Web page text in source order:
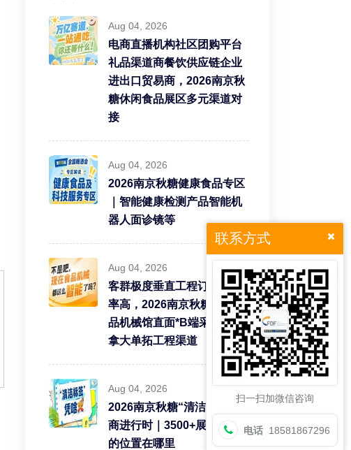
Aug 04, 2026
电商直播机构社区团购平台
礼品渠道商餐饮供应链企业
进出口贸易商，2026南京秋
糖休闲食品展区多元渠道对
接
Aug 04, 2026
2026南京秋糖健康食品专区
｜智能健康检测产品智能机
器人面诊镜等
Aug 04, 2026
客群极度垂直工程订单转化
率高，2026南京秋糖9号食
品机械馆直面*B端采购需求
拿大单拓工程渠道
Aug 04, 2026
2026南京秋糖“清洁标签”招
商进行时｜3500+展商中你
的位置在哪里
联系方式
扫一扫加微信咨询
电话 18581867296